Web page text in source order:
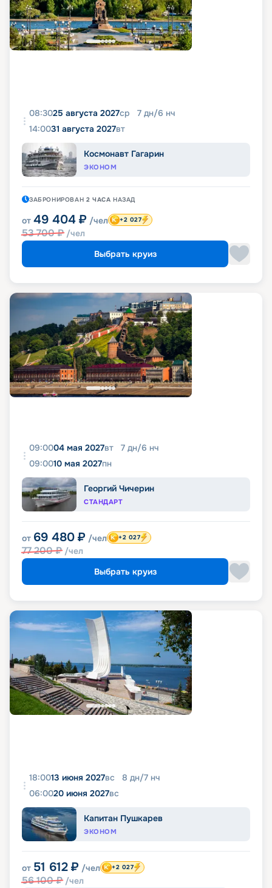
08:3025 августа 2027ср 7 дн/6 нч
14:0031 августа 2027вт
Космонавт Гагарин
ЭКОНОМ
ЗАБРОНИРОВАН 2 ЧАСА НАЗАД
от 49 404 ₽ /чел
53 700₽ /чел
+2 027
Выбрать круиз
09:0004 мая 2027вт 7 дн/6 нч
09:0010 мая 2027пн
Георгий Чичерин
СТАНДАРТ
от 69 480 ₽ /чел
77 200₽ /чел
+2 027
Выбрать круиз
18:0013 июня 2027вс 8 дн/7 нч
06:0020 июня 2027вс
Капитан Пушкарев
ЭКОНОМ
от 51 612 ₽ /чел
56 100₽ /чел
+2 027